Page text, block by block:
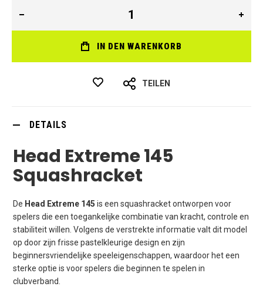
IN DEN WARENKORB
TEILEN
DETAILS
Head Extreme 145
Squashracket
De Head Extreme 145 is een squashracket ontworpen voor
spelers die een toegankelijke combinatie van kracht, controle en
stabiliteit willen. Volgens de verstrekte informatie valt dit model
op door zijn frisse pastelkleurige design en zijn
beginnersvriendelijke speeleigenschappen, waardoor het een
sterke optie is voor spelers die beginnen te spelen in
clubverband.